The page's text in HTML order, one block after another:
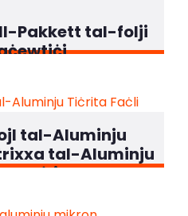
Pakkett tal-folji
tal-Aluminju
tal-Aluminju
Faċli